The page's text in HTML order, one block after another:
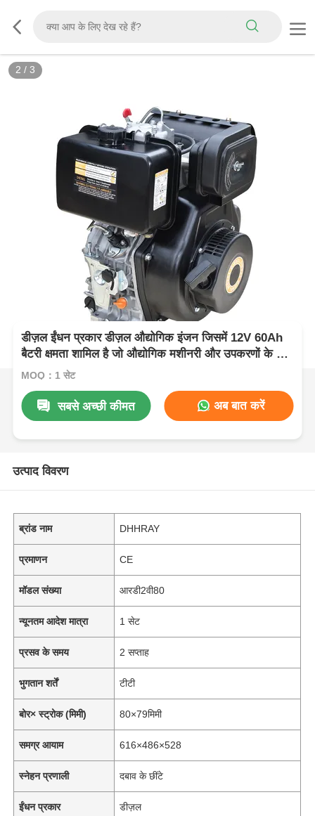
2 / 3
डीज़ल ईंधन प्रकार डीज़ल औद्योगिक इंजन जिसमें 12V 60Ah
बैटरी क्षमता शामिल है जो औद्योगिक मशीनरी और उपकरणों के लिए
बिजली प्रदान करती है
MOQ：1 सेट
सबसे अच्छी कीमत अब बात करें
उत्पाद विवरण
ब्रांड नाम DHHRAY
प्रमाणन CE
मॉडल संख्या आरडी2वी80
न्यूनतम आदेश मात्रा 1 सेट
प्रसव के समय 2 सप्ताह
भुगतान शर्तें टीटी
बोर× स्ट्रोक (मिमी) 80×79मिमी
समग्र आयाम 616×486×528
स्नेहन प्रणाली दबाव के छींटे
ईंधन प्रकार डीज़ल